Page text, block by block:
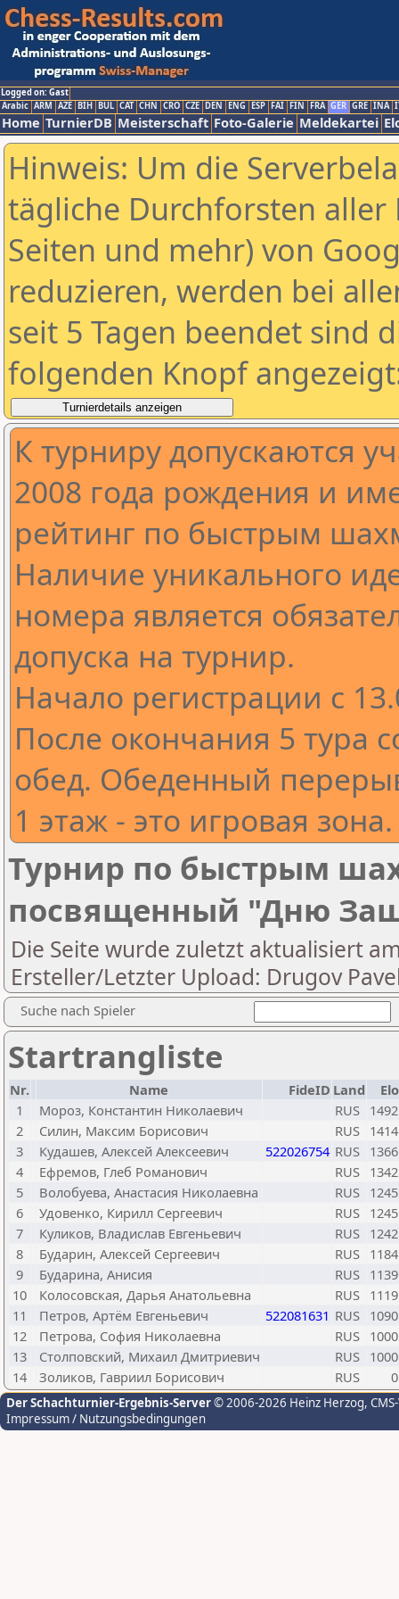
Logged on: Gast
Arabic ARM AZE BIH BUL CAT CHN CRO CZE DEN ENG ESP FAI FIN FRA GER GRE INA
Home TurnierDB Meisterschaft Foto-Galerie Meldekartei
Hinweis: Um die
tägliche Durchforsten aller
Seiten und mehr) von
reduzieren, werden bei
seit 5 Tagen beendet sind
folgenden Knopf
К турниру допускаются
2008 года рождения и
рейтинг по быстрым
Наличие уникального
номера является
допуска на турнир.
Начало регистрации с
После окончания 5 тура
обед. Обеденный
1 этаж - это игровая
Турнир по быстрым
посвященный "Дню
Die Seite wurde zuletzt aktualisiert
Ersteller/Letzter Upload: Drugov
Suche nach Spieler
Startrangliste
Nr. Name FideID Land
Elo
1
Мороз, Константин Николаевич RUS 1492
2
Силин, Максим Борисович RUS 1414
3
Кудашев, Алексей Алексеевич 522026754 RUS 1366
4
Ефремов, Глеб Романович RUS 1342
5
Волобуева, Анастасия Николаевна RUS 1245
6
Удовенко, Кирилл Сергеевич RUS 1245
7
Куликов, Владислав Евгеньевич RUS 1242
8
Бударин, Алексей Сергеевич RUS 1184
9
Бударина, Анисия RUS 1139
10
Колосовская, Дарья Анатольевна RUS 1119
11
Петров, Артём Евгеньевич 522081631 RUS 1090
12
Петрова, София Николаевна RUS 1000
13
Столповский, Михаил Дмитриевич RUS 1000
14
Золиков, Гавриил Борисович RUS 0
Der Schachturnier-Ergebnis-Server© 2006-2026 Heinz Herzog,
Impressum / Nutzungsbedingungen